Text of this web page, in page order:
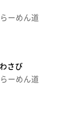
ーめん道
さび
ーめん道